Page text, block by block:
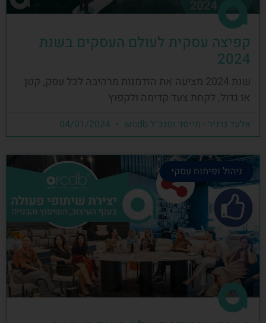
קפיצה עסקית לעולם העסקים בשנת
2024
שנת 2024 מציעה את הזדמנות מרהיבה לכל עסק, קטן
או גדול, לקחת צעד קדימה ולקפוץ
אלעד גרגיר - מייסד ומנכ"ל arcdb
ניהול ופיתוח עסקי